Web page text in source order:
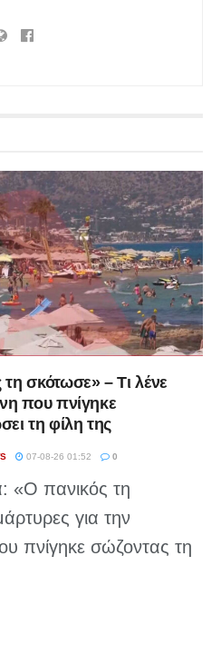
σκότωσε» – Τι λένε
που πνίγηκε
τη φίλη της
07-08-26 01:52 0
«Ο πανικός τη
για την
πνίγηκε σώζοντας τη